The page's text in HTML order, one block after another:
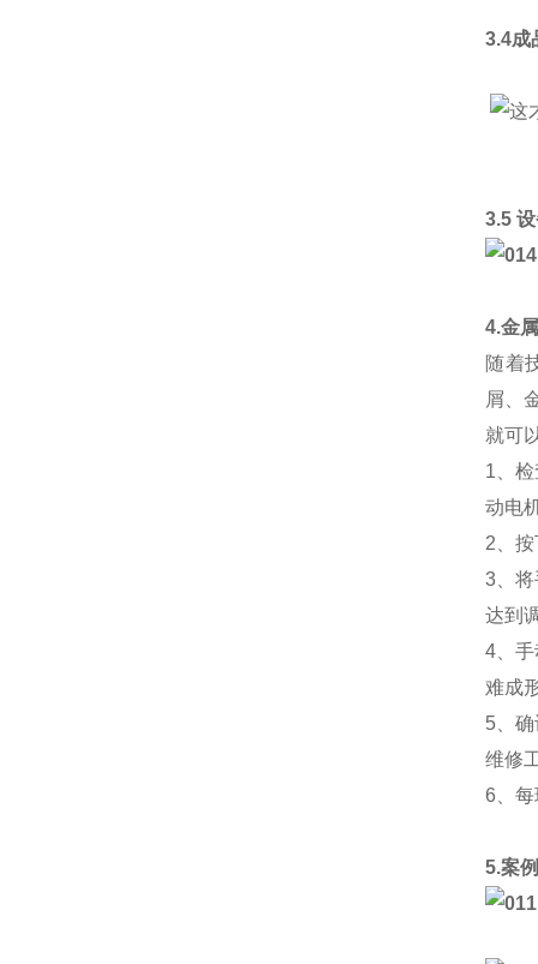
3.4成
3.5
4.金
随着
屑、
就可
1、
动电
2、
3、
达到
4、
难成
5、
维修
6、
5.案